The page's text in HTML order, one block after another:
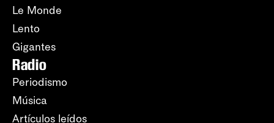
Le Monde
Lento
Gigantes
Radio
Periodismo
Música
Artículos leídos